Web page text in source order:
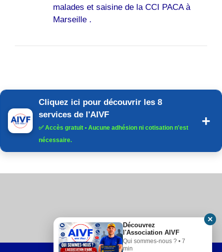
malades et saisine de la CCI PACA à
Marseille .
Cliquez ici pour découvrir les 8
services de l'AIVF
✅Accès gratuit • Aucune adhésion ni cotisation n'est
nécessaire.
Découvrez
l'Association AIVF
Qui sommes-nous ? • 7
min
✕